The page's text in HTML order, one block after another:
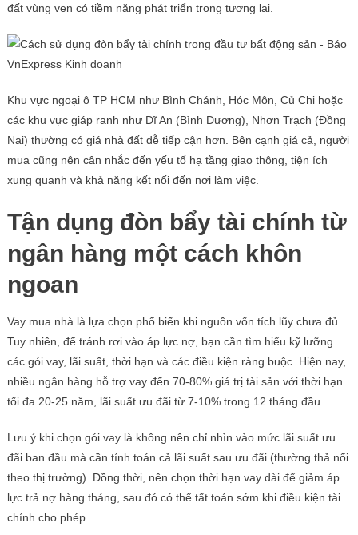
đất vùng ven có tiềm năng phát triển trong tương lai.
Khu vực ngoại ô TP HCM như Bình Chánh, Hóc Môn, Củ Chi hoặc
các khu vực giáp ranh như Dĩ An (Bình Dương), Nhơn Trạch (Đồng
Nai) thường có giá nhà đất dễ tiếp cận hơn. Bên cạnh giá cả, người
mua cũng nên cân nhắc đến yếu tố hạ tầng giao thông, tiện ích
xung quanh và khả năng kết nối đến nơi làm việc.
Tận dụng đòn bẩy tài chính từ
ngân hàng một cách khôn
ngoan
Vay mua nhà là lựa chọn phổ biến khi nguồn vốn tích lũy chưa đủ.
Tuy nhiên, để tránh rơi vào áp lực nợ, bạn cần tìm hiểu kỹ lưỡng
các gói vay, lãi suất, thời hạn và các điều kiện ràng buộc. Hiện nay,
nhiều ngân hàng hỗ trợ vay đến 70-80% giá trị tài sản với thời hạn
tối đa 20-25 năm, lãi suất ưu đãi từ 7-10% trong 12 tháng đầu.
Lưu ý khi chọn gói vay là không nên chỉ nhìn vào mức lãi suất ưu
đãi ban đầu mà cần tính toán cả lãi suất sau ưu đãi (thường thả nổi
theo thị trường). Đồng thời, nên chọn thời hạn vay dài để giảm áp
lực trả nợ hàng tháng, sau đó có thể tất toán sớm khi điều kiện tài
chính cho phép.